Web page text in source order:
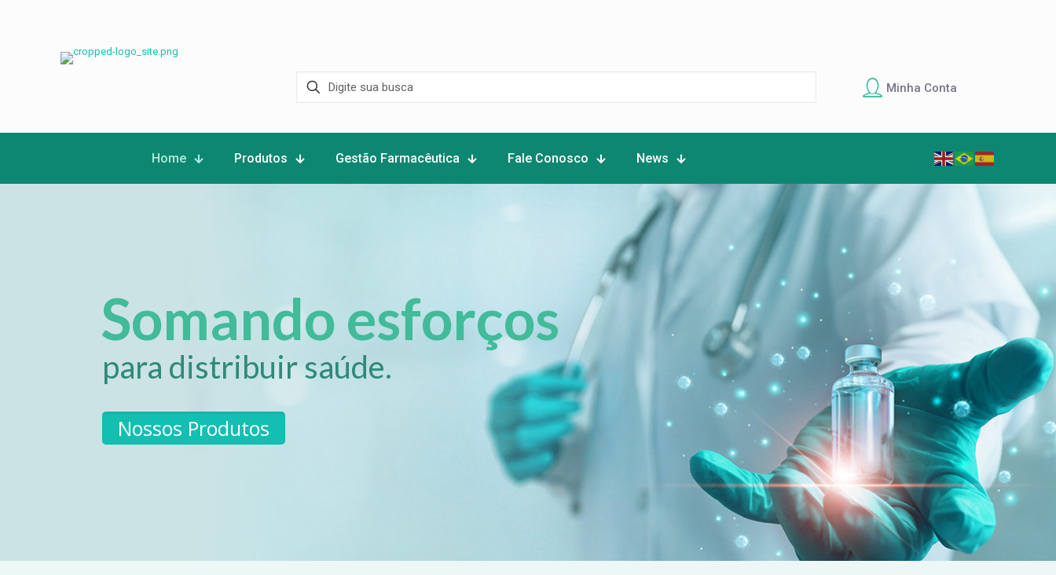
Minha Conta
Home Produtos Gestão Farmacêutica Fale Conosco News
Somando esforços
para distribuir saúde.
Nossos Produtos